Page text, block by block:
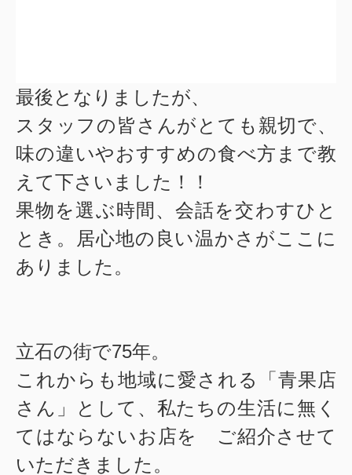
最後となりましたが、
スタッフの皆さんがとても親切で、
味の違いやおすすめの食べ方まで教
えて下さいました！！
果物を選ぶ時間、会話を交わすひと
とき。居心地の良い温かさがここに
ありました。
立石の街で75年。
これからも地域に愛される「青果店
さん」として、私たちの生活に無く
てはならないお店を ご紹介させて
いただきました。